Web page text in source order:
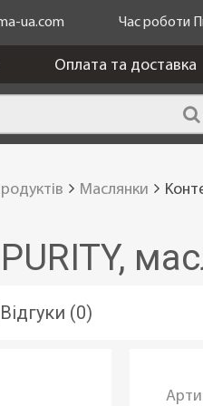
ua.com Час роботи
Оплата та доставка
Маслянки
Відгуки (0)